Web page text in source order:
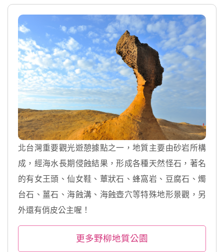
北台灣重要觀光遊憩據點之一，地質主要由砂岩所構
成，經海水長期侵蝕結果，形成各種天然怪石，著名
的有女王頭、仙女鞋、蕈狀石、蜂窩岩、豆腐石、燭
台石、薑石、海蝕溝、海蝕壺穴等特殊地形景觀，另
外還有俏皮公主喔！
更多野柳地質公園